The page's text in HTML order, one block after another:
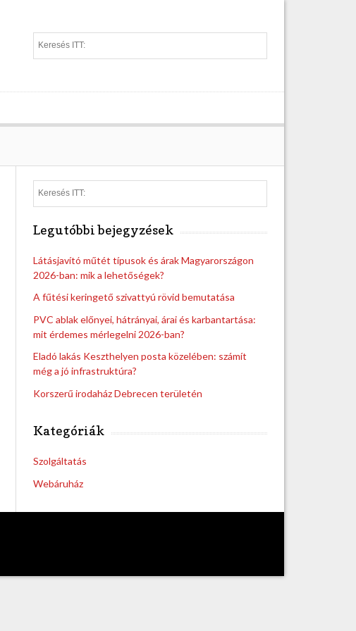
e
c
e
Legutóbbi bejegyzések
Látásjavító műtét típusok és árak Magyarországon
2026-ban: mik a lehetőségek?
A fűtési keringető szivattyú rövid bemutatása
PVC ablak előnyei, hátrányai, árai és karbantartása:
mit érdemes mérlegelni 2026-ban?
Eladó lakás Keszthelyen posta közelében: számít
még a jó infrastruktúra?
Korszerű irodaház Debrecen területén
Kategóriák
Szolgáltatás
Webáruház